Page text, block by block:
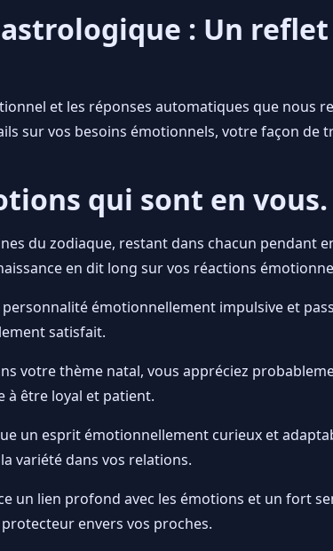
: Un
et les réponses automatiques que nous
sur vos besoins émotionnels, votre façon de
qui sont en vous.
du zodiaque, restant dans chacun pendant
en dit long sur vos réactions
personnalité émotionnellement impulsive et
satisfait.
votre thème natal, vous appréciez
à être loyal et patient.
un esprit émotionnellement curieux et
variété dans vos relations.
un lien profond avec les émotions et un fort
envers vos proches.